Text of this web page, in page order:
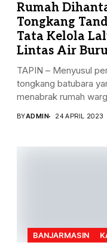
Rumah
Tongkang
Tata Kelola
Lintas Air
TAPIN – Menyusul
tongkang batubara
menabrak rumah
BYADMIN 24 APRIL 2023
BANJARMASIN